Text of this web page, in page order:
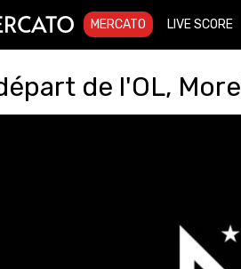
MERCATO LIVE SCORE
de l'OL,